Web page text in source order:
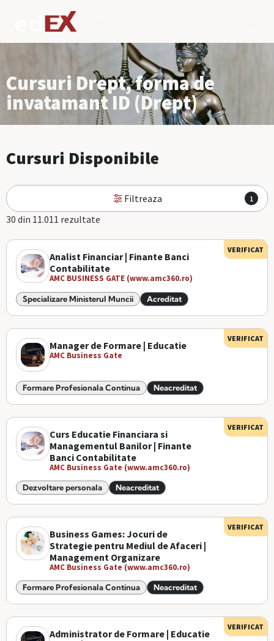
Cursuri Drept, forma de
invatamant ID (Drept)
Cursuri Disponibile
Filtreaza 1
30 din 11.011 rezultate
Analist Financiar | Finante Banci
Contabilitate
AMC BUSINESS GATE (www.amc360.ro)
Specializare Ministerul Muncii Acreditat
VERIFICAT
Manager de Formare | Educatie
AMC Business Gate
Formare Profesionala Continua Neacreditat
VERIFICAT
Curs Educatie Financiara si
Managementul Banilor | Finante
Banci Contabilitate
AMC Business Gate (www.amc360.ro)
Dezvoltare personala Neacreditat
VERIFICAT
Business Games: Jocuri de
Strategie pentru Mediul de Afaceri |
Management Organizare
AMC Business Gate (www.amc360.ro)
Formare Profesionala Continua Neacreditat
VERIFICAT
Administrator de Formare | Educatie
VERIFICAT